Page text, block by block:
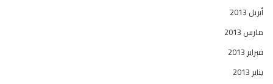
أبريل 2013
مارس 2013
فبراير 2013
يناير 2013